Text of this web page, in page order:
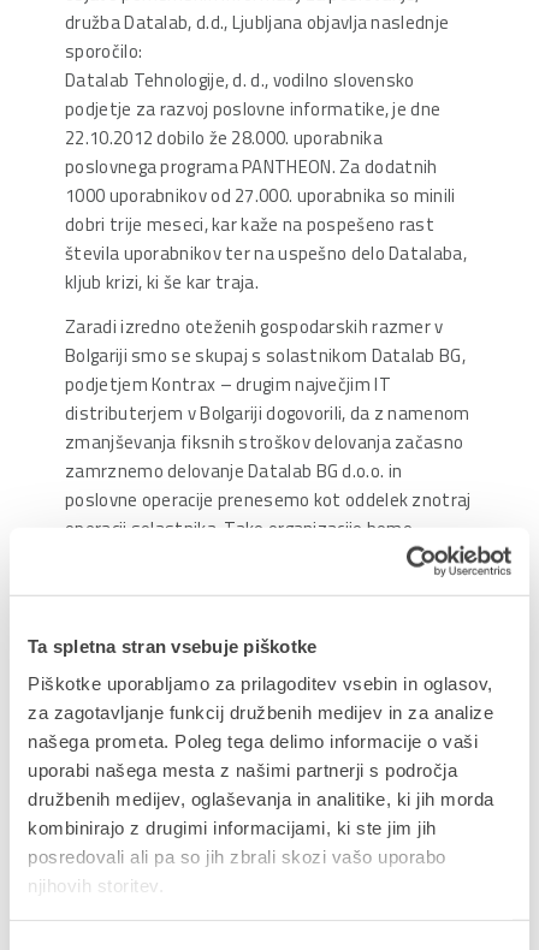
Ta spletna stran vsebuje piškotke
Piškotke uporabljamo za prilagoditev vsebin in oglasov,
za zagotavljanje funkcij družbenih medijev in za analize
našega prometa. Poleg tega delimo informacije o vaši
uporabi našega mesta z našimi partnerji s področja
družbenih medijev, oglaševanja in analitike, ki jih morda
kombinirajo z drugimi informacijami, ki ste jim jih
posredovali ali pa so jih zbrali skozi vašo uporabo
njihovih storitev.
družba Datalab, d.d., Ljubljana objavlja naslednje
sporočilo:
Datalab Tehnologije, d. d., vodilno slovensko
podjetje za razvoj poslovne informatike, je dne
22.10.2012 dobilo že 28.000. uporabnika
poslovnega programa PANTHEON. Za dodatnih
1000 uporabnikov od 27.000. uporabnika so minili
dobri trije meseci, kar kaže na pospešeno rast
števila uporabnikov ter na uspešno delo Datalaba,
kljub krizi, ki še kar traja.
Zaradi izredno oteženih gospodarskih razmer v
Bolgariji smo se skupaj s solastnikom Datalab BG,
podjetjem Kontrax – drugim največjim IT
distributerjem v Bolgariji dogovorili, da z namenom
zmanjševanja fiksnih stroškov delovanja začasno
zamrznemo delovanje Datalab BG d.o.o. in
poslovne operacije prenesemo kot oddelek znotraj
operacij solastnika. Tako organizacijo bomo
vzdrževali do ponovne oživitve ERP tržišča v
Delite prispevek